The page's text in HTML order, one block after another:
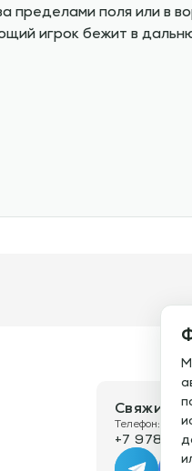
пределами поля или в
игрок бежит в
Телефон:
+7 978